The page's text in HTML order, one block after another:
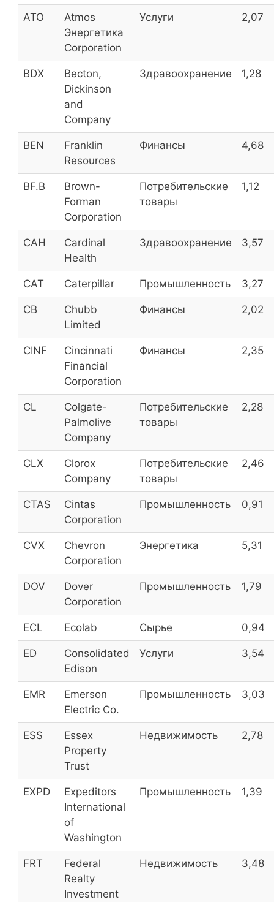
Красноярскэнергосбыт Прив 7,46
Yuzhural-Asko
Мариэнергосбыт (прив.)
Мариэнергосбыт
Транснефть (прив.)
Сбербанк
Сбербанк (прив.)
Таттелеком
КТК ОАО
М.видео
Роснефть
MVZ im Milya
MMTsB
ПРОТЕК
ФСК ЕЭС ОАО
ЛУКОЙЛ LKOH
Банк Авангард
Наука НПО
Ростелеком
Группа Черкизово GCHE
ЦМТ ОАО WTCM
Центр международной
торговли (прив.)
НКХП ПАО
ATO
Atmos
Энергетика
Corporation
Услуги 2,07
BDX
Becton,
Dickinson
and
Company
Здравоохранение 1,28
BEN
Franklin
Resources
Финансы 4,68
BF.B
Brown-
Forman
Corporation
Потребительские
товары
1,12
CAH
Cardinal
Health
Здравоохранение 3,57
CAT Caterpillar Промышленность 3,27
CB
Chubb
Limited
Финансы 2,02
CINF
Cincinnati
Financial
Corporation
Финансы 2,35
CL
Colgate-
Palmolive
Company
Потребительские
товары
2,28
CLX
Clorox
Company
Потребительские
товары
2,46
CTAS
Cintas
Corporation
Промышленность 0,91
CVX
Chevron
Corporation
Энергетика 5,31
DOV
Dover
Corporation
Промышленность 1,79
ECL Ecolab Сырье 0,94
ED
Consolidated
Edison
Услуги 3,54
EMR
Emerson
Electric Co.
Промышленность 3,03
ESS
Essex
Property
Trust
Недвижимость 2,78
EXPD
Expeditors
International
of
Washington
Промышленность 1,39
FRT
Federal
Realty
Investment
Недвижимость 3,48